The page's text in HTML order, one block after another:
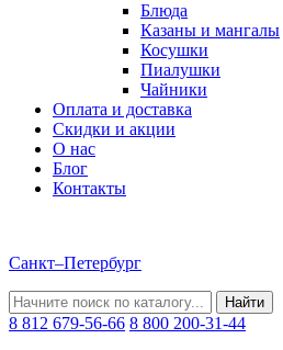
Блюда
Казаны и мангалы
Косушки
Пиалушки
Чайники
Оплата и доставка
Скидки и акции
О нас
Блог
Контакты
Санкт–Петербург
Найти
8 812 679-56-66 8 800 200-31-44